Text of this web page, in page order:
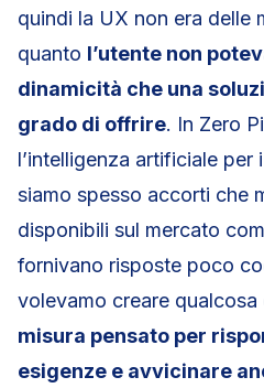
quindi la UX non era delle
quanto l’utente non
dinamicità che una
grado di offrire. In Zero
l’intelligenza artificiale
siamo spesso accorti che
disponibili sul mercato
fornivano risposte poco
volevamo creare qualcosa
misura pensato per
esigenze e avvicinare